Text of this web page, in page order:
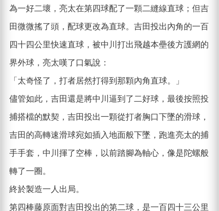
為一好二壞，亮太在第四球配了一顆二縫線直球；但吉
田微微搖了頭，配球更改為直球。吉田投出內角的一百
四十四公里快速直球，被中川打出飛越本壘後方護網的
界外球，亮太嘆了口氣說：
「太奇怪了，打者居然打得到那顆內角直球。」
儘管如此，吉田還是將中川逼到了二好球，最後按照投
捕搭檔的默契，吉田投出一顆從打者胸口下墜的滑球，
吉田的高轉速滑球宛如插入地面般下墜，跑進亮太的捕
手手套，中川揮了空棒，以前踏腳為軸心，像是陀螺般
轉了一圈。
終於製造一人出局。
第四棒藤原面對吉田投出的第二球，是一百四十三公里